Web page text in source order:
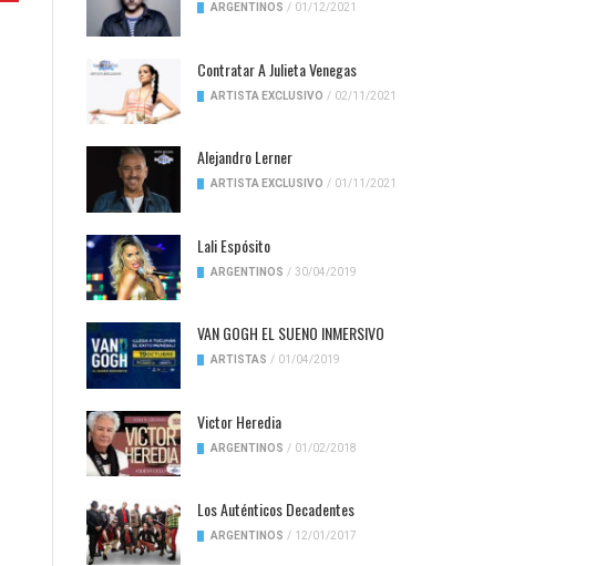
ARGENTINOS / 01/12/2021
Contratar A Julieta Venegas
ARTISTA EXCLUSIVO / 02/11/2021
Alejandro Lerner
ARTISTA EXCLUSIVO / 01/11/2021
Lali Espósito
ARGENTINOS / 30/04/2019
VAN GOGH EL SUENO INMERSIVO
ARTISTAS / 01/04/2019
Victor Heredia
ARGENTINOS / 01/02/2018
Los Auténticos Decadentes
ARGENTINOS / 12/01/2017